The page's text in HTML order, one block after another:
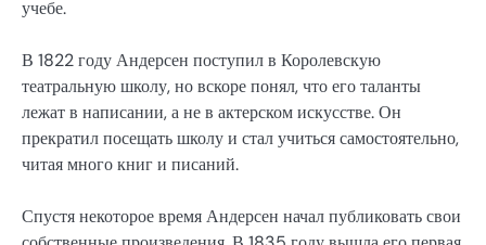
учебе.
В 1822 году Андерсен поступил в Королевскую
театральную школу, но вскоре понял, что его таланты
лежат в написании, а не в актерском искусстве. Он
прекратил посещать школу и стал учиться самостоятельно,
читая много книг и писаний.
Спустя некоторое время Андерсен начал публиковать свои